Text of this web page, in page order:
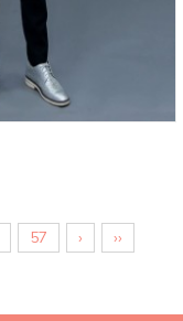
57 › ››